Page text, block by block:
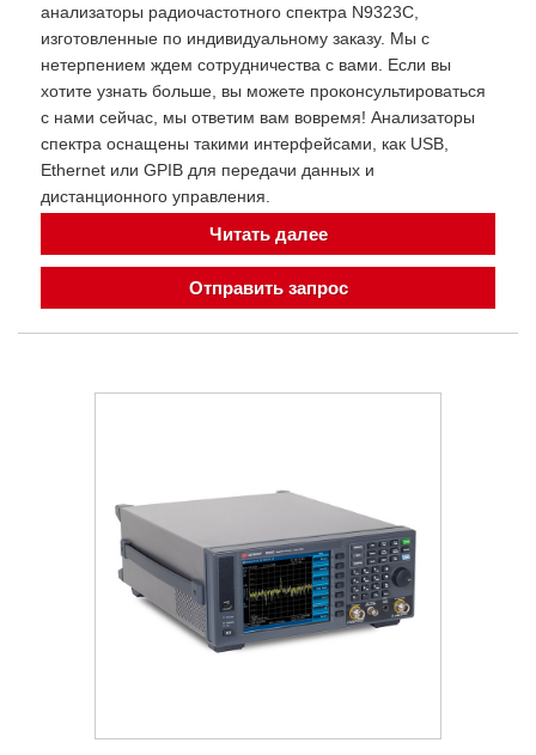
анализаторы радиочастотного спектра N9323C,
изготовленные по индивидуальному заказу. Мы с
нетерпением ждем сотрудничества с вами. Если вы
хотите узнать больше, вы можете проконсультироваться
с нами сейчас, мы ответим вам вовремя! Анализаторы
спектра оснащены такими интерфейсами, как USB,
Ethernet или GPIB для передачи данных и
дистанционного управления.
Читать далее
Отправить запрос